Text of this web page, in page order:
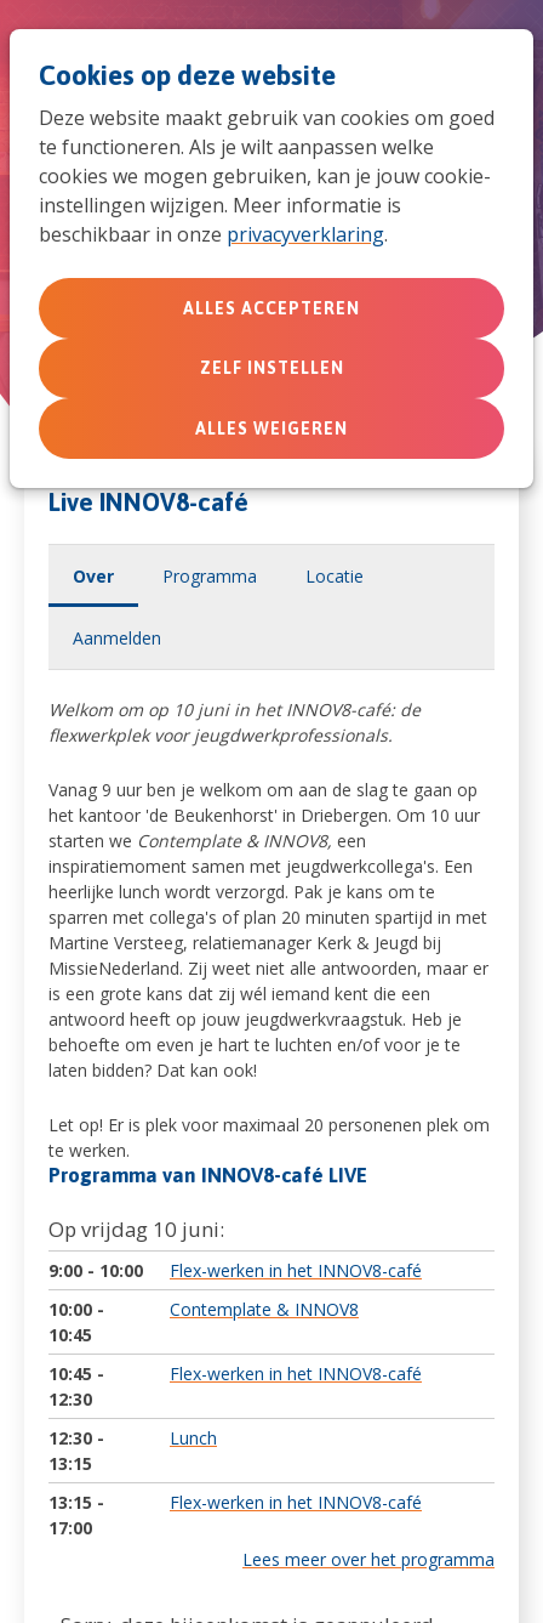
Cookies op deze website
Deze website maakt gebruik van cookies om goed
te functioneren. Als je wilt aanpassen welke
cookies we mogen gebruiken, kan je jouw cookie-
instellingen wijzigen. Meer informatie is
beschikbaar in onze privacyverklaring.
ALLES ACCEPTEREN
ZELF INSTELLEN
ALLES WEIGEREN
naar
de
Live INNOV8-café 10 juni
vrijdag 10 juni 2022 van 09:00 uur tot 17:00 uur
Live INNOV8-café
Over Programma Locatie
Aanmelden
Welkom om op 10 juni in het INNOV8-café: de
flexwerkplek voor jeugdwerkprofessionals.
Vanag 9 uur ben je welkom om aan de slag te gaan op
het kantoor 'de Beukenhorst' in Driebergen. Om 10 uur
starten we Contemplate & INNOV8, een
inspiratiemoment samen met jeugdwerkcollega's. Een
heerlijke lunch wordt verzorgd. Pak je kans om te
sparren met collega's of plan 20 minuten spartijd in met
Martine Versteeg, relatiemanager Kerk & Jeugd bij
MissieNederland. Zij weet niet alle antwoorden, maar er
is een grote kans dat zij wél iemand kent die een
antwoord heeft op jouw jeugdwerkvraagstuk. Heb je
behoefte om even je hart te luchten en/of voor je te
laten bidden? Dat kan ook!
Let op! Er is plek voor maximaal 20 personenen plek om
te werken.
Programma van INNOV8-café LIVE
Op vrijdag 10 juni:
9:00 - 10:00
Flex-werken in het INNOV8-café
10:00 -
10:45
Contemplate & INNOV8
10:45 -
12:30
Flex-werken in het INNOV8-café
12:30 -
13:15
Lunch
13:15 -
17:00
Flex-werken in het INNOV8-café
Lees meer over het programma